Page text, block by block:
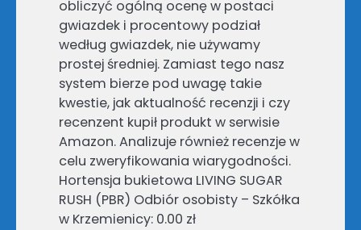
obliczyć ogólną ocenę w postaci
gwiazdek i procentowy podział
według gwiazdek, nie używamy
prostej średniej. Zamiast tego nasz
system bierze pod uwagę takie
kwestie, jak aktualność recenzji i czy
recenzent kupił produkt w serwisie
Amazon. Analizuje również recenzje w
celu zweryfikowania wiarygodności.
Hortensja bukietowa LIVING SUGAR
RUSH (PBR) Odbiór osobisty – Szkółka
w Krzemienicy: 0.00 zł